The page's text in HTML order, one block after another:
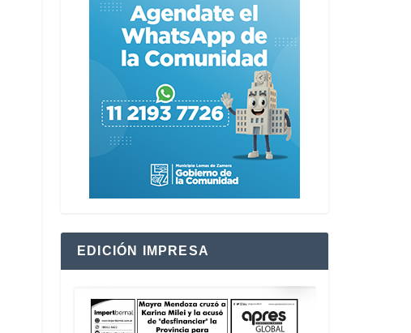
EDICIÓN IMPRESA